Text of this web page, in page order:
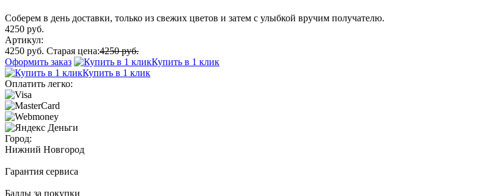
Соберем в день доставки, только из свежих цветов и затем с улыбкой вручим получателю.
4250 руб.
Артикул:
4250 руб. Старая цена:4250 руб.
Оформить заказ
Купить в 1 клик
Купить в 1 клик
Оплатить легко:
Город:
Нижний Новгород
Гарантия сервиса
Баллы за покупки